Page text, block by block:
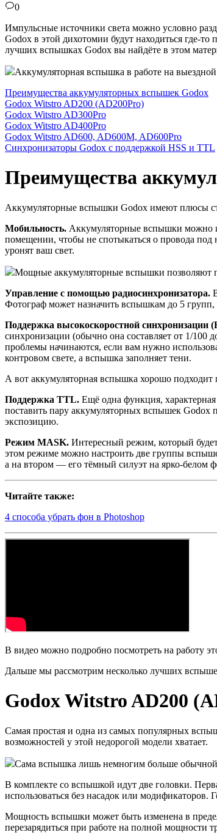
0
Импульсные источники света можно условно
Godox в этой дихотомии будут находиться где-
лучших вспышках Godox вы найдёте в этом
Аккумуляторная вспышка в работе на
Преимущества аккумуляторных вспышек Godox
Godox Witstro AD200 (AD200Pro)
Godox Witstro AD300Pro
Godox Witstro AD400Pro
Godox Witstro AD600, AD600M, AD600Pro
Синхронизаторы Godox c поддержкой HSS и TTL
Преимущества
Аккумуляторные вспышки Godox имеют плюсы
Мобильность. Аккумуляторные вспышки можно
помещении, чтобы не спотыкаться о провода под
уронят ваш свет.
Мощные аккумуляторные вспышки позволяют
Управление с помощью радиосинхронизатора.
Фотограф может назначить вспышкам до 5
Поддержка высокоскоростной синхронизации
синхронизации (обычно она составляет от 1/100
проблемы начинаются, если вам нужно
контровом свете, а вспышка заполняет тени.
А вот аккумуляторная вспышка хорошо
Поддержка TTL. Ещё одна функция,
поставить пару аккумуляторных вспышек
экспозицию.
Режим MASK. Интересный режим, который
этом режиме можно настроить две группы
а на втором — его тёмный силуэт на ярко-белом
Читайте также:
4 способа убрать фон в Photoshop
В видео можно подробно посмотреть на работу
Дальше мы рассмотрим несколько лучших
Godox Witstro AD200
Самая простая и одна из самых популярных
возможностей у этой недорогой модели хватает.
Сама вспышка лишь немногим больше
В комплекте со вспышкой идут две головки.
использоваться без насадок или
Мощность вспышки может быть изменена в
перезарядиться при работе на полной мощности